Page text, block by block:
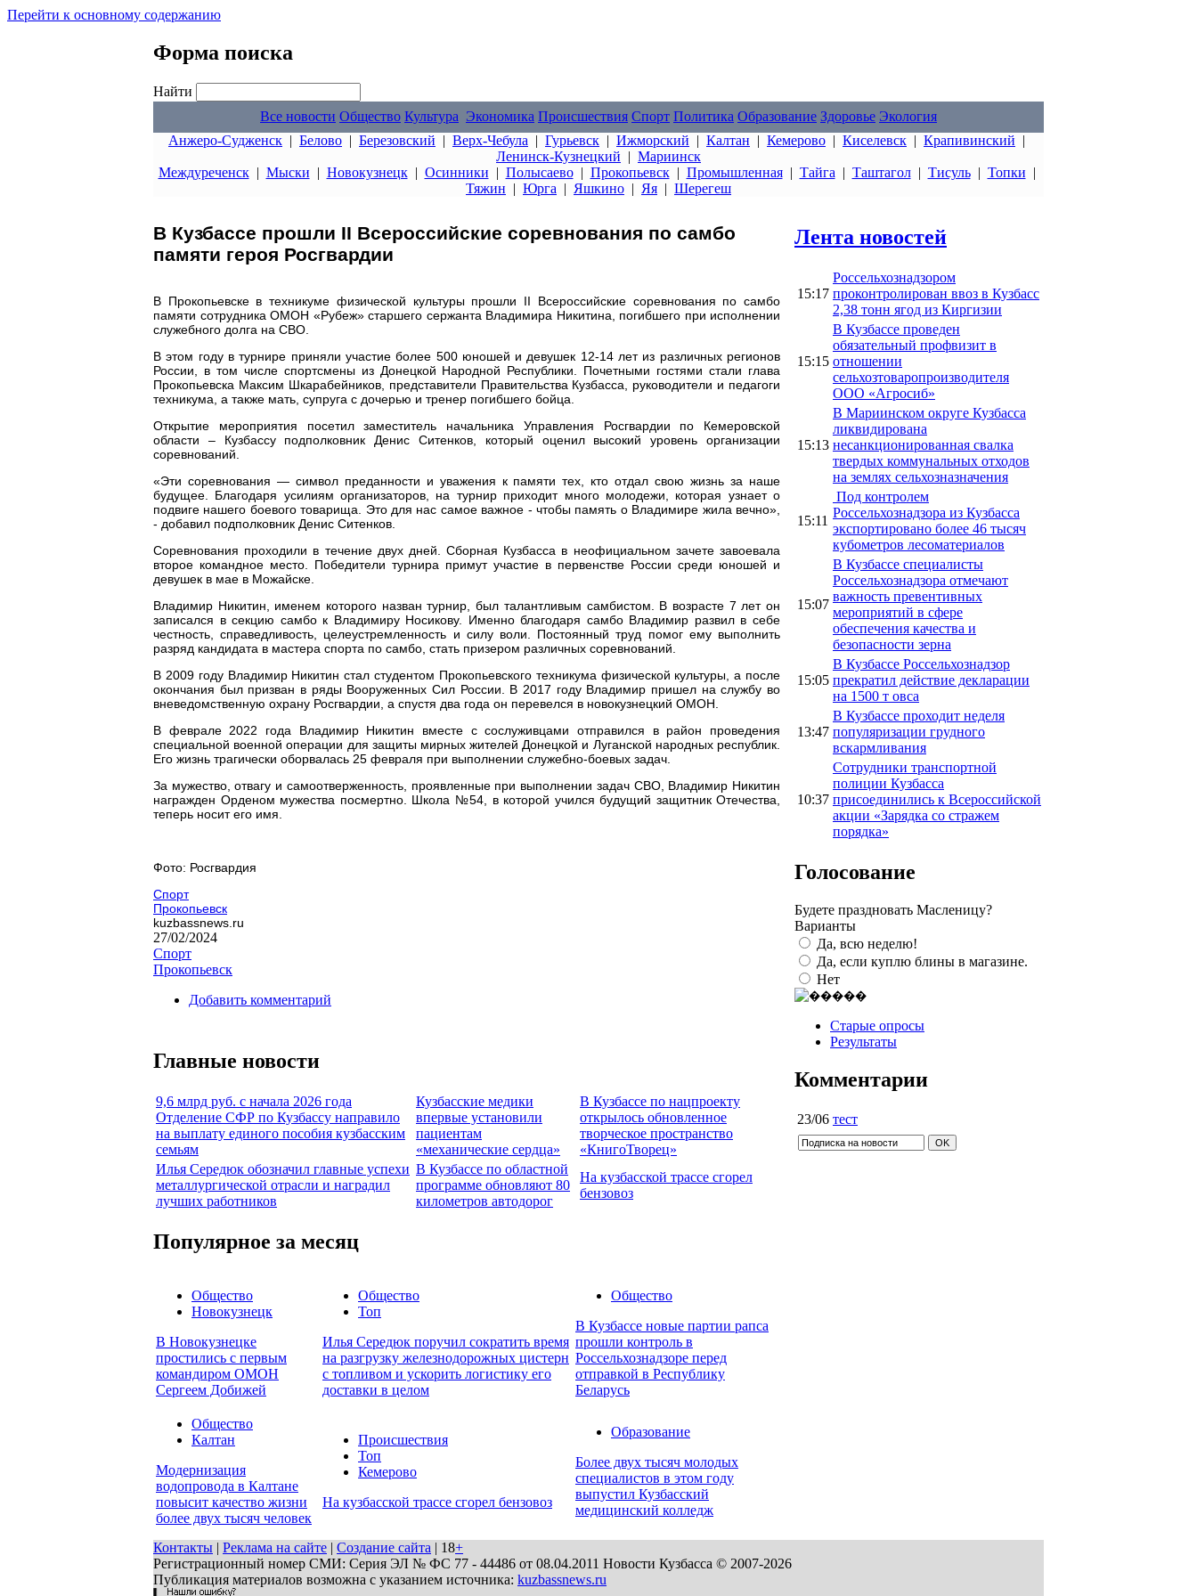
Перейти к основному содержанию
Форма поиска
Найти
Все новости Общество Культура Экономика Происшествия Спорт Политика Образование Здоровье Экология
Анжеро-Судженск | Белово | Березовский | Верх-Чебула | Гурьевск | Ижморский | Калтан | Кемерово | Киселевск | Крапивинский |
Ленинск-Кузнецкий | Мариинск
Междуреченск| Мыски | Новокузнецк| Осинники | Полысаево| Прокопьевск| Промышленная| Тайга | Таштагол| Тисуль| Топки |
Тяжин | Юрга | Яшкино | Яя | Шерегеш
В Кузбассе прошли II Всероссийские соревнования по самбо
памяти героя Росгвардии
В Прокопьевске в техникуме физической культуры прошли II Всероссийские соревнования по самбо
памяти сотрудника ОМОН «Рубеж» старшего сержанта Владимира Никитина, погибшего при исполнении
служебного долга на СВО.
В этом году в турнире приняли участие более 500 юношей и девушек 12-14 лет из различных регионов
России, в том числе спортсмены из Донецкой Народной Республики. Почетными гостями стали глава
Прокопьевска Максим Шкарабейников, представители Правительства Кузбасса, руководители и педагоги
техникума, а также мать, супруга с дочерью и тренер погибшего бойца.
Открытие мероприятия посетил заместитель начальника Управления Росгвардии по Кемеровской
области – Кузбассу подполковник Денис Ситенков, который оценил высокий уровень организации
соревнований.
«Эти соревнования — символ преданности и уважения к памяти тех, кто отдал свою жизнь за наше
будущее. Благодаря усилиям организаторов, на турнир приходит много молодежи, которая узнает о
подвиге нашего боевого товарища. Это для нас самое важное - чтобы память о Владимире жила вечно»,
- добавил подполковник Денис Ситенков.
Соревнования проходили в течение двух дней. Сборная Кузбасса в неофициальном зачете завоевала
второе командное место. Победители турнира примут участие в первенстве России среди юношей и
девушек в мае в Можайске.
Владимир Никитин, именем которого назван турнир, был талантливым самбистом. В возрасте 7 лет он
записался в секцию самбо к Владимиру Носикову. Именно благодаря самбо Владимир развил в себе
честность, справедливость, целеустремленность и силу воли. Постоянный труд помог ему выполнить
разряд кандидата в мастера спорта по самбо, стать призером различных соревнований.
В 2009 году Владимир Никитин стал студентом Прокопьевского техникума физической культуры, а после
окончания был призван в ряды Вооруженных Сил России. В 2017 году Владимир пришел на службу во
вневедомственную охрану Росгвардии, а спустя два года он перевелся в новокузнецкий ОМОН.
В феврале 2022 года Владимир Никитин вместе с сослуживцами отправился в район проведения
специальной военной операции для защиты мирных жителей Донецкой и Луганской народных республик.
Его жизнь трагически оборвалась 25 февраля при выполнении служебно-боевых задач.
За мужество, отвагу и самоотверженность, проявленные при выполнении задач СВО, Владимир Никитин
награжден Орденом мужества посмертно. Школа №54, в которой учился будущий защитник Отечества,
теперь носит его имя.
Фото: Росгвардия
Спорт
Прокопьевск
kuzbassnews.ru
27/02/2024
Спорт
Прокопьевск
Добавить комментарий
Главные новости
9,6 млрд руб. с начала 2026 года
Отделение СФР по Кузбассу направило
на выплату единого пособия кузбасским
семьям
Кузбасские медики
впервые установили
пациентам
«механические сердца»
В Кузбассе по нацпроекту
открылось обновленное
творческое пространство
«КнигоТворец»
Илья Середюк обозначил главные успехи
металлургической отрасли и наградил
лучших работников
В Кузбассе по областной
программе обновляют 80
километров автодорог
На кузбасской трассе сгорел
бензовоз
Популярное за месяц
Общество
Новокузнецк
В Новокузнецке
простились с первым
командиром ОМОН
Сергеем Добижей
Общество
Топ
Илья Середюк поручил сократить время
на разгрузку железнодорожных цистерн
с топливом и ускорить логистику его
доставки в целом
Общество
В Кузбассе новые партии рапса
прошли контроль в
Россельхознадзоре перед
отправкой в Республику
Беларусь
Общество
Калтан
Модернизация
водопровода в Калтане
повысит качество жизни
более двух тысяч человек
Происшествия
Топ
Кемерово
На кузбасской трассе сгорел бензовоз
Образование
Более двух тысяч молодых
специалистов в этом году
выпустил Кузбасский
медицинский колледж
Лента новостей
15:17
Россельхознадзором
проконтролирован ввоз в Кузбасс
2,38 тонн ягод из Киргизии
15:15
В Кузбассе проведен
обязательный профвизит в
отношении
сельхозтоваропроизводителя
ООО «Агросиб»
15:13
В Мариинском округе Кузбасса
ликвидирована
несанкционированная свалка
твердых коммунальных отходов
на землях сельхозназначения
15:11
Под контролем
Россельхознадзора из Кузбасса
экспортировано более 46 тысяч
кубометров лесоматериалов
15:07
В Кузбассе специалисты
Россельхознадзора отмечают
важность превентивных
мероприятий в сфере
обеспечения качества и
безопасности зерна
15:05
В Кузбассе Россельхознадзор
прекратил действие декларации
на 1500 т овса
13:47
В Кузбассе проходит неделя
популяризации грудного
вскармливания
10:37
Сотрудники транспортной
полиции Кузбасса
присоединились к Всероссийской
акции «Зарядка со стражем
порядка»
Голосование
Будете праздновать Масленицу?
Варианты
Да, всю неделю!
Да, если куплю блины в магазине.
Нет
Старые опросы
Результаты
Комментарии
23/06 тест
Контакты | Реклама на сайте | Создание сайта | 18+
Регистрационный номер СМИ: Серия ЭЛ № ФС 77 - 44486 от 08.04.2011 Новости Кузбасса © 2007-2026
Публикация материалов возможна с указанием источника: kuzbassnews.ru